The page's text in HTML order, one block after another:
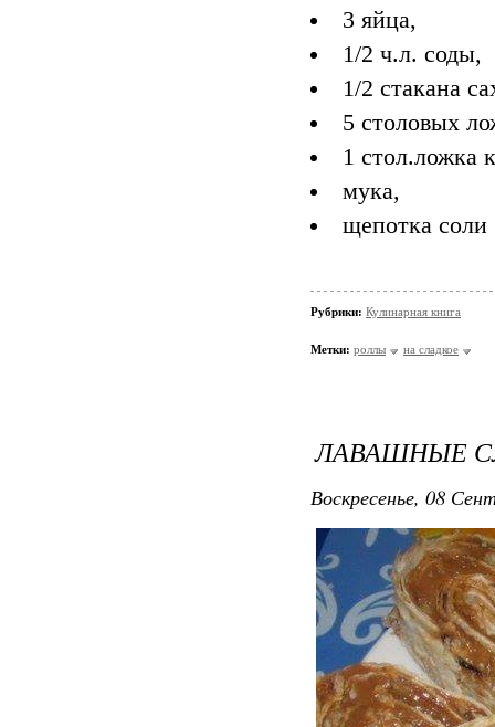
3 яйца,
1/2 ч.л. соды,
1/2 стакана
5 столовых
1 стол.ложка
мука,
щепотка соли
Рубрики: Кулинарная книга
Метки: роллы на сладкое
ЛАВАШНЫЕ
Воскресенье, 08